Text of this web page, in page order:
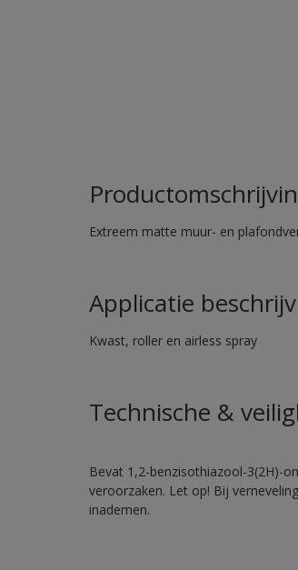
Extreem matte muur- en
Applicatie
Kwast, roller en airless spray
Technische &
Bevat 1,2-benzisothiazool-3(2H)-
veroorzaken. Let op! Bij
inademen.